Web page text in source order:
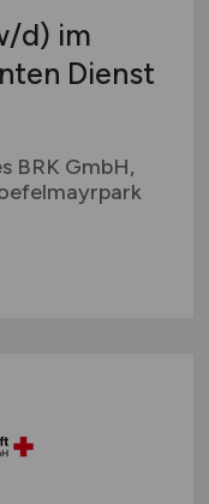
d) im
Dienst
BRK GmbH,